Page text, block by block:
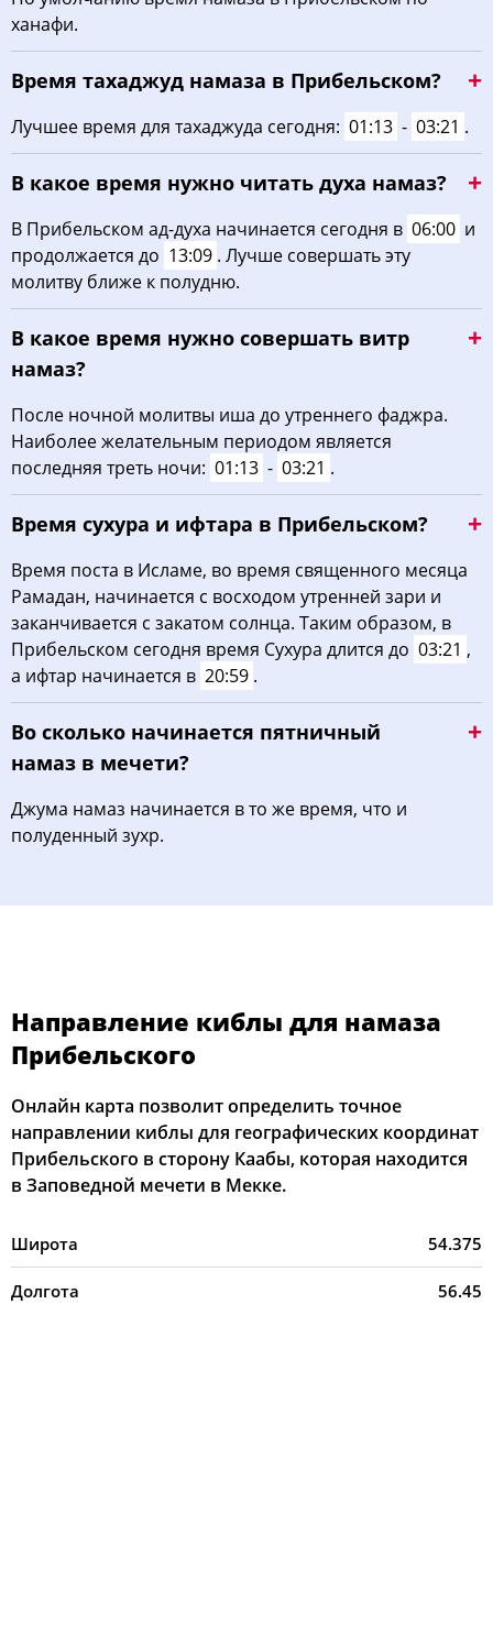
22, Сб
23, Вс 03:57 06:05 13:17 17:10 20:28 22:25
24, Пн 04:00 06:07 13:17 17:09 20:25 22:22
25, Вт 04:03 06:09 13:16 17:08 20:23 22:18
26, Ср 04:06 06:10 13:16 17:06 20:21 22:15
27, Чт 04:08 06:12 13:16
28, Пт 04:11 06:14 13:15 17:03 20:16 22:09
30, Вс 04:17 06:18 13:15 17:01 20:11
04:19 13:15 16:59
ханафи.
Время тахаджуд намаза в Прибельском?
Лучшее время для тахаджуда сегодня: 01:13 - 03:21 .
В какое время нужно читать духа намаз?
В Прибельском ад-духа начинается сегодня в 06:00 и
продолжается до 13:09 . Лучше совершать эту
молитву ближе к полудню.
В какое время нужно совершать витр
намаз?
После ночной молитвы иша до утреннего фаджра.
Наиболее желательным периодом является
последняя треть ночи: 01:13 - 03:21 .
Время сухура и ифтара в Прибельском?
Время поста в Исламе, во время священного месяца
Рамадан, начинается с восходом утренней зари и
заканчивается с закатом солнца. Таким образом, в
Прибельском сегодня время Сухура длится до 03:21 ,
а ифтар начинается в 20:59 .
Во сколько начинается пятничный
намаз в мечети?
Джума намаз начинается в то же время, что и
полуденный зухр.
Направление киблы для намаза
Прибельского
Онлайн карта позволит определить точное
направлении киблы для географических координат
Прибельского в сторону Каабы, которая находится
в Заповедной мечети в Мекке.
Широта 54.375
Долгота 56.45